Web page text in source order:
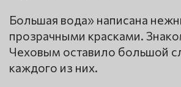
Большая вода» написана
прозрачными красками.
Чеховым оставило большой
каждого из них.